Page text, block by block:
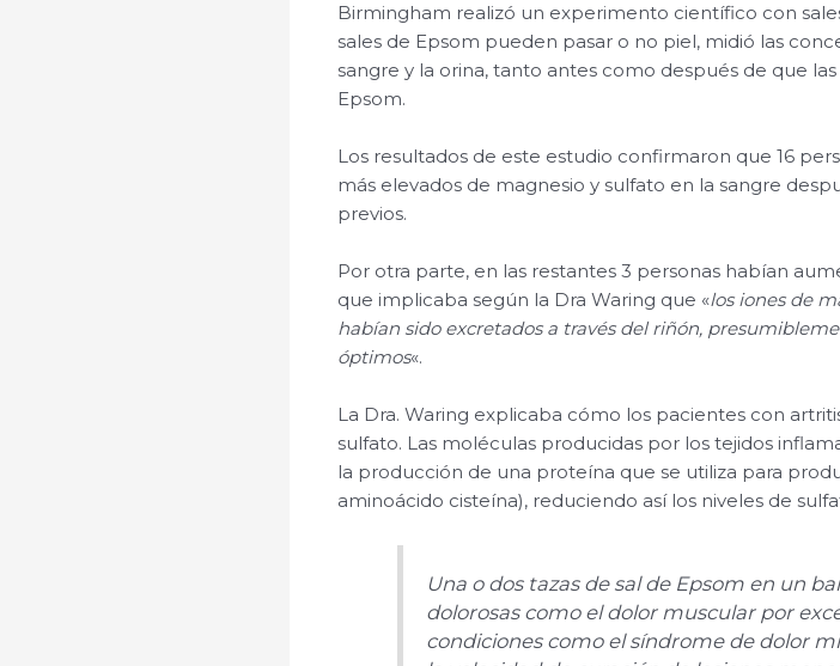
Birmingham realizó un experimento científico con
sales de Epsom pueden pasar o no piel, midió las
sangre y la orina, tanto antes como después de que
Epsom.
Los resultados de este estudio confirmaron que 16
más elevados de magnesio y sulfato en la sangre
previos.
Por otra parte, en las restantes 3 personas habían
que implicaba según la Dra Waring que «los iones de
habían sido excretados a través del riñón,
óptimos«.
La Dra. Waring explicaba cómo los pacientes con
sulfato. Las moléculas producidas por los tejidos
la producción de una proteína que se utiliza para
aminoácido cisteína), reduciendo así los niveles de
Una o dos tazas de sal de Epsom en un
dolorosas como el dolor muscular por
condiciones como el síndrome de dolor